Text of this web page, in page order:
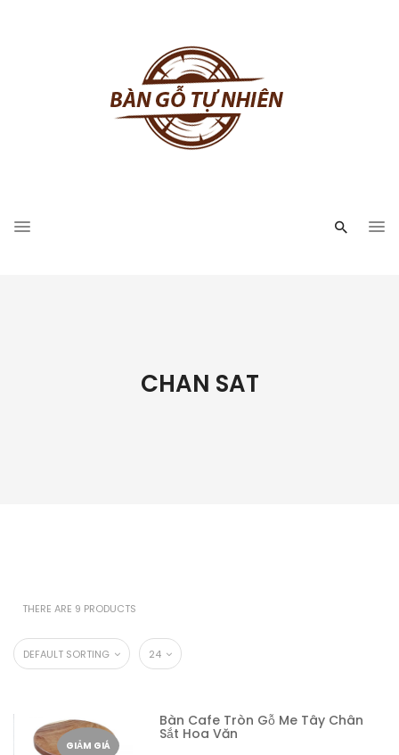
CHAN SAT
THERE ARE 9 PRODUCTS
DEFAULT SORTING 24
GIẢM GIÁ
Bàn Cafe Tròn Gỗ Me Tây Chân
Sắt Hoa Văn